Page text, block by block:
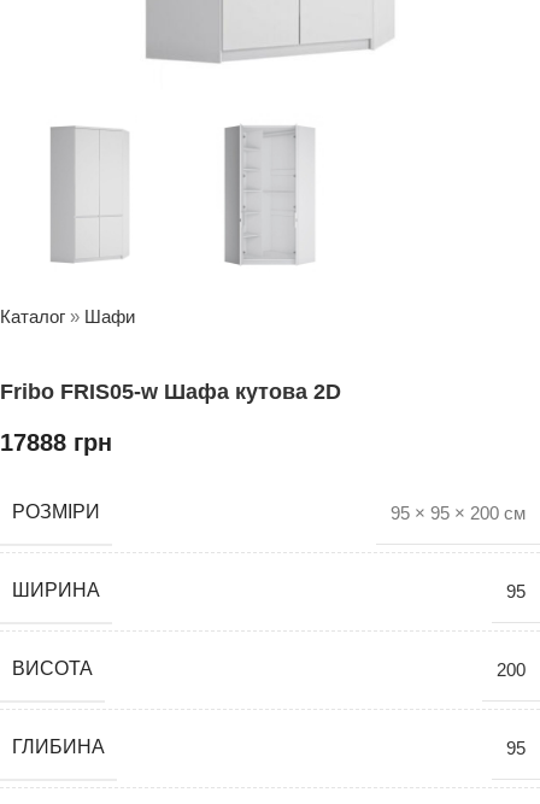
Каталог » Шафи
Fribo FRIS05-w Шафа кутова 2D
17888 грн
РОЗМІРИ 95 × 95 × 200 см
ШИРИНА 95
ВИСОТА 200
ГЛИБИНА 95